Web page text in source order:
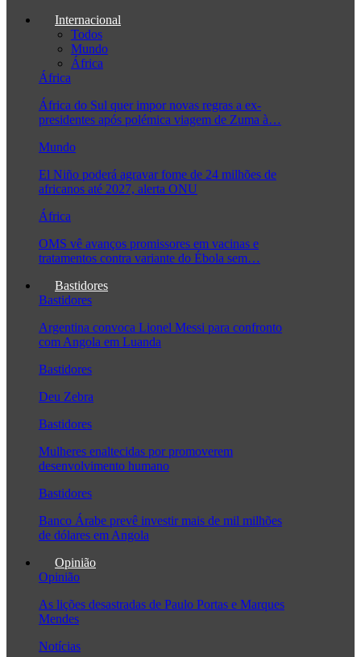
Internacional
Todos
Mundo
África
África
África do Sul quer impor novas regras a ex-
presidentes após polémica viagem de Zuma à…
Mundo
El Niño poderá agravar fome de 24 milhões de
africanos até 2027, alerta ONU
África
OMS vê avanços promissores em vacinas e
tratamentos contra variante do Ébola sem…
Bastidores
Bastidores
Argentina convoca Lionel Messi para confronto
com Angola em Luanda
Bastidores
Deu Zebra
Bastidores
Mulheres enaltecidas por promoverem
desenvolvimento humano
Bastidores
Banco Árabe prevê investir mais de mil milhões
de dólares em Angola
Opinião
Opinião
As lições desastradas de Paulo Portas e Marques
Mendes
Notícias